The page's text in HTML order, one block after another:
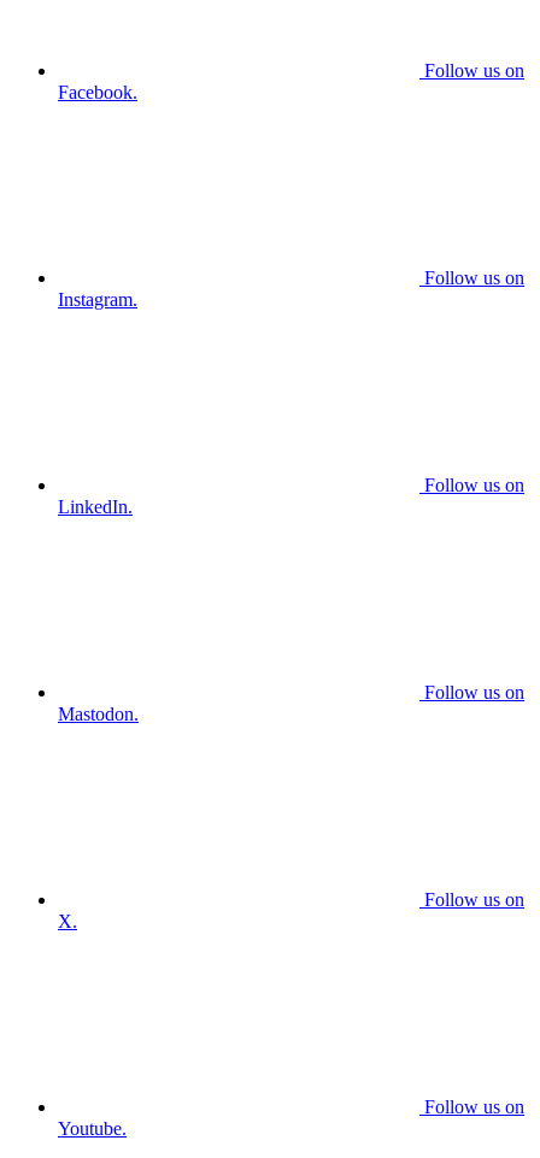
Follow us on
Facebook.
Follow us on
Instagram.
Follow us on
LinkedIn.
Follow us on
Mastodon.
Follow us on
X.
Follow us on
Youtube.